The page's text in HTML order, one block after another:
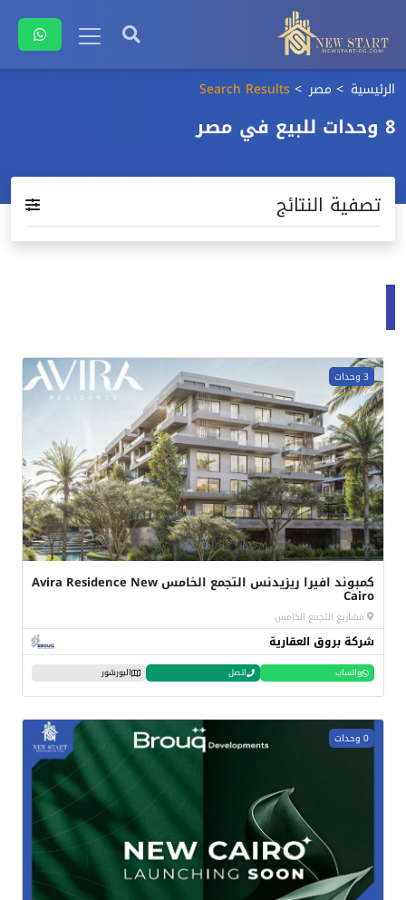
الرئيسية مصر Search Results
8 وحدات للبيع في مصر
تصفية النتائج
3 وحدات
كمبوند افيرا ريزيدنس التجمع الخامس Avira Residence New
Cairo
مشاريع التجمع الخامس
شركة بروق العقارية
واتساب اتصل البورشور
0 وحدات